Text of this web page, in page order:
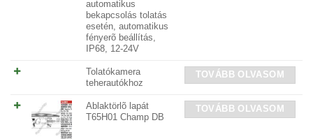
automatikus
bekapcsolás tolatás
esetén, automatikus
fényerõ beállítás,
IP68, 12-24V
Tolatókamera
teherautókhoz
TOVÁBB OLVASOM
Ablaktörlõ lapát
T65H01 Champ DB
TOVÁBB OLVASOM